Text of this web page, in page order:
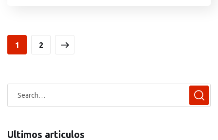
1 2
Ultimos articulos